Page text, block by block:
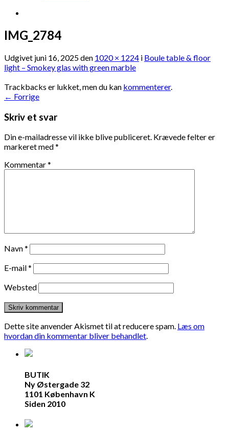
IMG_2784
Udgivet juni 16, 2025den 1020 × 1224 i Boule table & floor
light – Smokey glas with green marble
Trackbacks er lukket, men du kan kommenterer.
← Forrige
Skriv et svar
Din e-mailadresse vil ikke blive publiceret. Krævede felter er
markeret med*
Kommentar*
Navn*
E-mail*
Websted
Dette site anvender Akismet til at reducere spam. Læs om
hvordan din kommentar bliver behandlet.
BUTIK
Ny Østergade 32
1101 København K
Siden 2010